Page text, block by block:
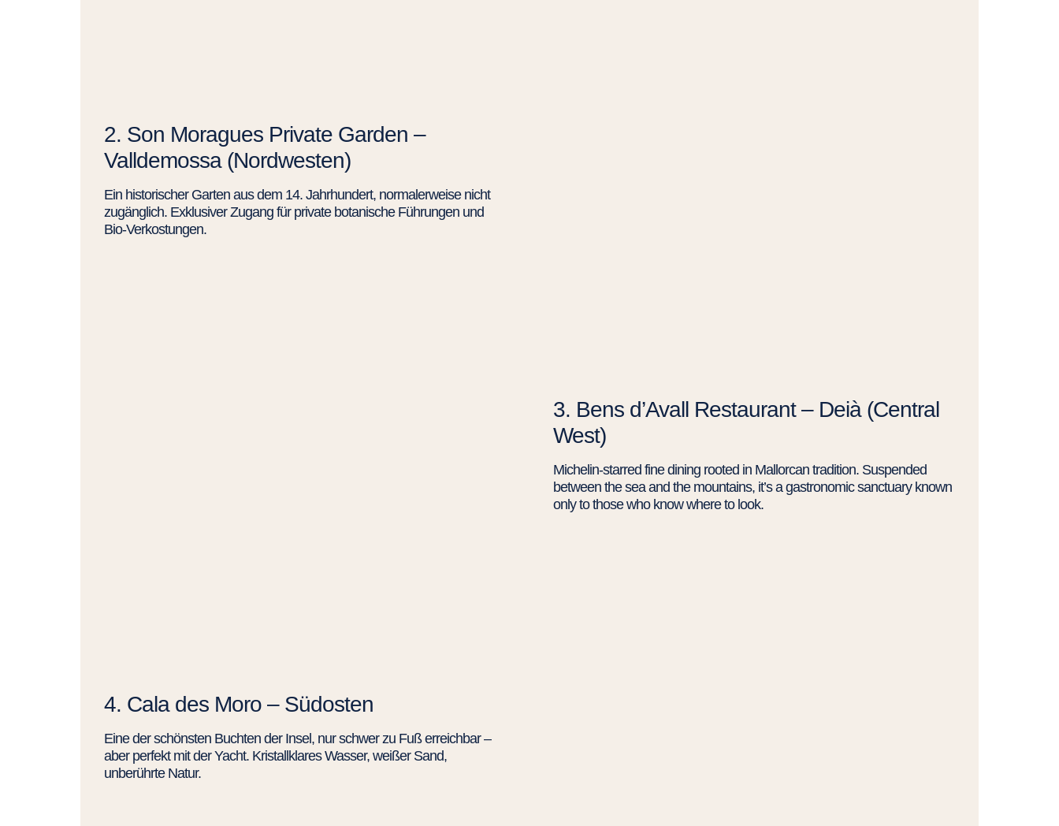
2. Son Moragues Private Garden –
Valldemossa (Nordwesten)
Ein historischer Garten aus dem 14. Jahrhundert, normalerweise nicht
zugänglich. Exklusiver Zugang für private botanische Führungen und
Bio-Verkostungen.
3. Bens d’Avall Restaurant – Deià (Central
West)
Michelin-starred fine dining rooted in Mallorcan tradition. Suspended
between the sea and the mountains, it’s a gastronomic sanctuary known
only to those who know where to look.
4. Cala des Moro – Südosten
Eine der schönsten Buchten der Insel, nur schwer zu Fuß erreichbar –
aber perfekt mit der Yacht. Kristallklares Wasser, weißer Sand,
unberührte Natur.